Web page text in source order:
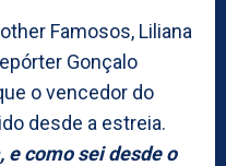
Famosos, Liliana
Gonçalo
o vencedor do
desde a estreia.
como sei desde o